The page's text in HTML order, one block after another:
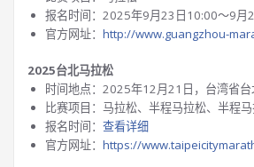
报名时间：2025年9月23日10:00～9月
官方网址： http://www.guangzhou-
2025台北马拉松
时间地点：2025年12月21日，台湾省台
比赛项目：马拉松、半程马拉松、半程
报名时间： 查看详细
官方网址： https://